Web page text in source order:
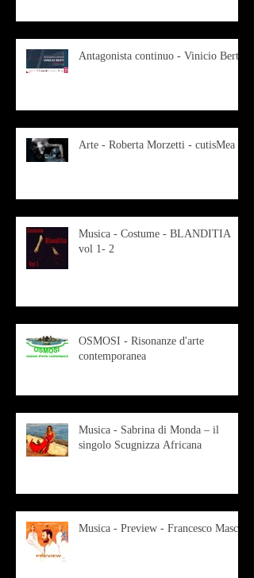
Antagonista continuo - Vinicio Berti
Arte - Roberta Morzetti - cutisMea
Musica - Costume - BLANDITIA
vol 1- 2
OSMOSI - Risonanze d'arte
contemporanea
Musica - Sabrina di Monda – il
singolo Scugnizza Africana
Musica - Preview - Francesco Mascio